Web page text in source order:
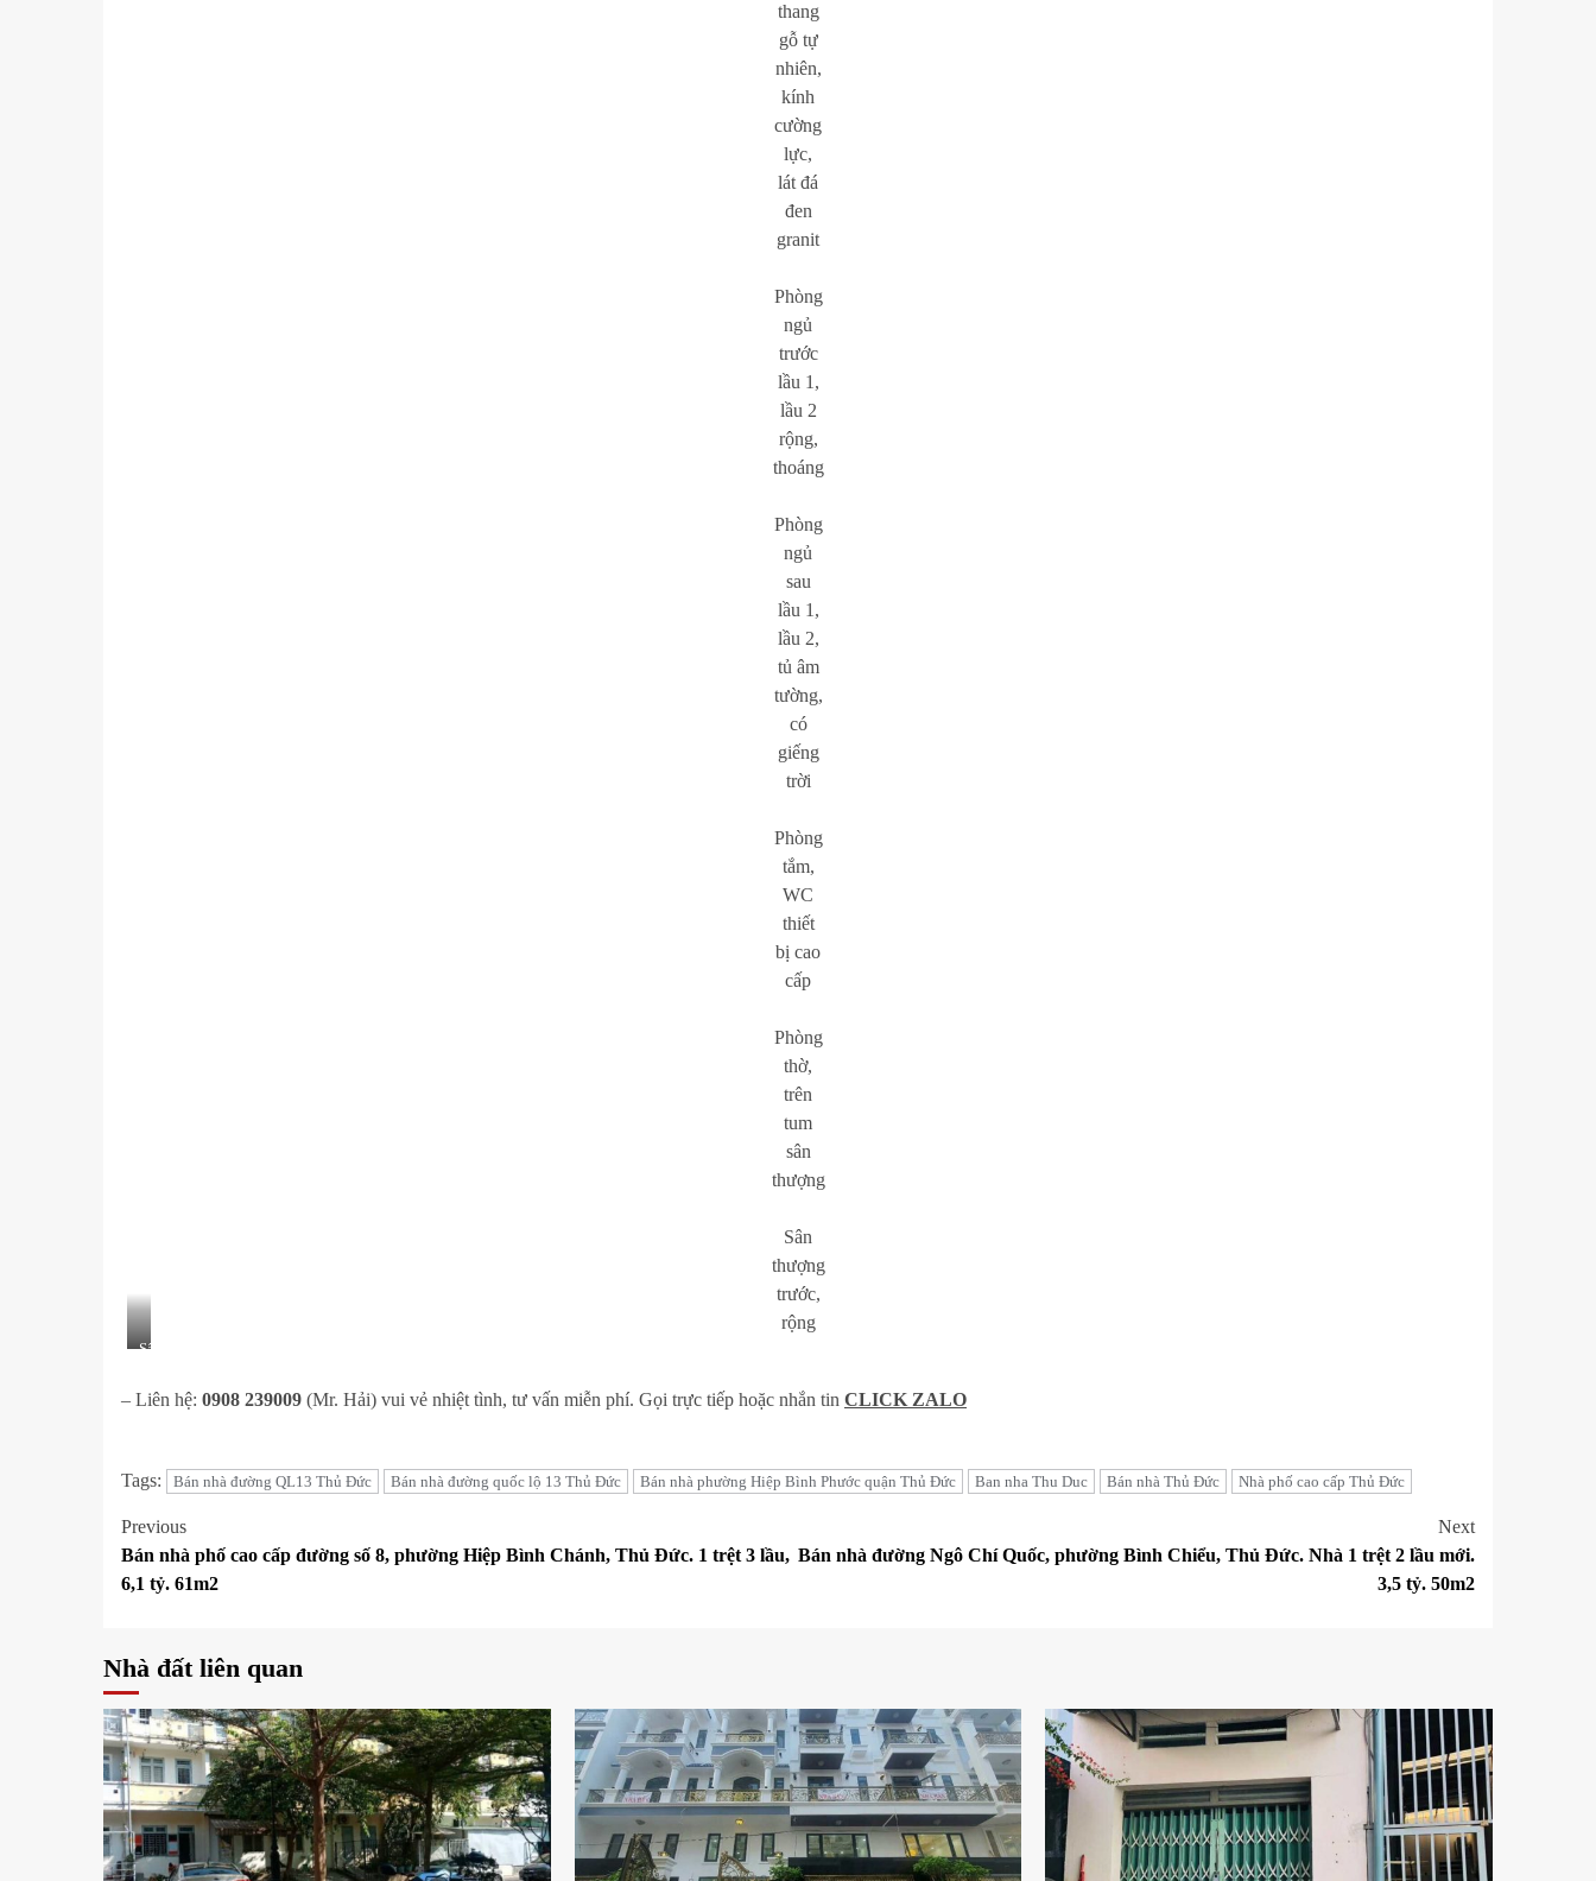
thang
gỗ tự
nhiên,
kính
cường
lực,
lát đá
đen
granit
Phòng
ngủ
trước
lầu 1,
lầu 2
rộng,
thoáng
Phòng
ngủ
sau
lầu 1,
lầu 2,
tủ âm
tường,
có
giếng
trời
Phòng
tắm,
WC
thiết
bị cao
cấp
Phòng
thờ,
trên
tum
sân
thượng
Sân
thượng
trước,
rộng
Sân
sau
sạch
quanh
năm
– Liên hệ: 0908 239009 (Mr. Hải) vui vẻ nhiệt tình, tư vấn miễn phí. Gọi trực tiếp hoặc nhắn tin CLICK ZALO
Tags: Bán nhà đường QL13 Thủ Đức Bán nhà đường quốc lộ 13 Thủ Đức Bán nhà phường Hiệp Bình Phước quận Thủ Đức Ban nha Thu Duc Bán nhà Thủ Đức Nhà phố cao cấp Thủ Đức
Post
navigation
Previous
Bán nhà phố cao cấp đường số 8, phường Hiệp Bình Chánh, Thủ Đức. 1 trệt 3 lầu,
6,1 tỷ. 61m2
Next
Bán nhà đường Ngô Chí Quốc, phường Bình Chiểu, Thủ Đức. Nhà 1 trệt 2 lầu mới.
3,5 tỷ. 50m2
Nhà đất liên quan